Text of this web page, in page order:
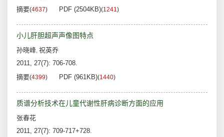
摘要(4637) PDF (2504KB)(1241)
小儿肝胆超声声像图特点
孙晓峰, 祝英乔
2011, 27(7): 706-708.
摘要(4399) PDF (961KB)(1440)
质谱分析技术在儿童代谢性肝病诊断方面的应用
张春花
2011, 27(7): 709-717+728.